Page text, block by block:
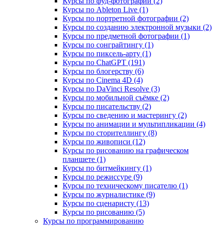
Курсы по Ableton Live (1)
Курсы по портретной фотографии (2)
Курсы по созданию электронной музыки (2)
Курсы по предметной фотографии (1)
Курсы по сонграйтингу (1)
Курсы по пиксель-арту (1)
Курсы по ChatGPT (191)
Курсы по блогерству (6)
Курсы по Cinema 4D (4)
Курсы по DaVinci Resolve (3)
Курсы по мобильной съёмке (2)
Курсы по писательству (2)
Курсы по сведению и мастерингу (2)
Курсы по анимации и мультипликации (4)
Курсы по сторителлингу (8)
Курсы по живописи (12)
Курсы по рисованию на графическом
планшете (1)
Курсы по битмейкингу (1)
Курсы по режиссуре (9)
Курсы по техническому писателю (1)
Курсы по журналистике (9)
Курсы по сценаристу (13)
Курсы по рисованию (5)
Курсы по программированию